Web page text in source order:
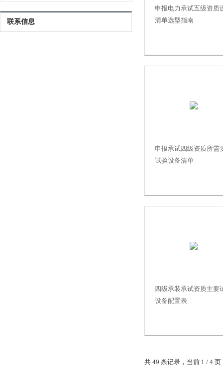
联系信息
申报电力承试五级资质
清单选型指南
申报承试四级资质所需
试验设备清单
四级承装承试资质主要
设备配置表
共 49 条记录，当前 1 / 4